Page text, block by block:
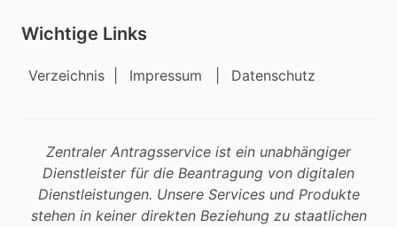
Wichtige Links
Verzeichnis Impressum Datenschutz
Zentraler Antragsservice ist ein unabhängiger
Dienstleister für die Beantragung von digitalen
Dienstleistungen. Unsere Services und Produkte
stehen in keiner direkten Beziehung zu staatlichen